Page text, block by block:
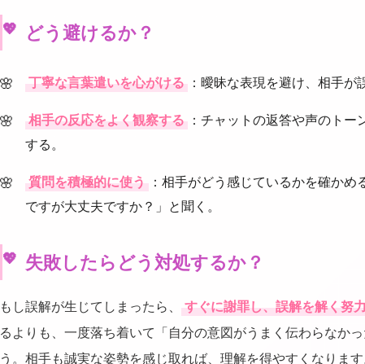
どう避けるか？
丁寧な言葉遣いを心がける ：曖昧な表現を避け、相手が
相手の反応をよく観察する ：チャットの返答や声のト
する。
質問を積極的に使う ：相手がどう感じているかを確か
ですが大丈夫ですか？」と聞く。
失敗したらどう対処するか？
もし誤解が生じてしまったら、 すぐに謝罪し、誤解を解く努
るよりも、一度落ち着いて「自分の意図がうまく伝わらなか
う。相手も誠実な姿勢を感じ取れば、理解を得やすくなります